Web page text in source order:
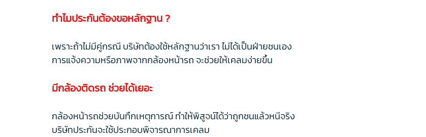
ทำไมประกันต้องขอหลักฐาน ?
เพราะถ้าไม่มีคู่กรณี บริษัทต้องใช้หลักฐานว่าเรา ไม่ได้เป็นฝ่ายชนเอง
การแจ้งความหรือภาพจากกล้องหน้ารถ จะช่วยให้เคลมง่ายขึ้น
มีกล้องติดรถ ช่วยได้เยอะ
กล้องหน้ารถช่วยบันทึกเหตุการณ์ ทำให้พิสูจน์ได้ว่าถูกชนแล้วหนีจริง
บริษัทประกันจะใช้ประกอบพิจารณาการเคลม